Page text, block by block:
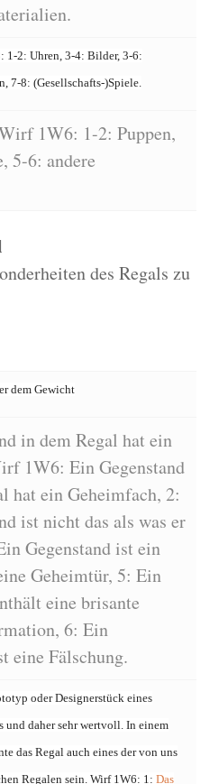
1-2: Uhren, 3-4: Bilder, 3-6:
7-8: (Gesellschafts-)Spiele.
1W6: 1-2: Puppen,
5-6: andere
des Regals zu
dem Gewicht
in dem Regal hat ein
1W6: Ein Gegenstand
hat ein Geheimfach, 2:
ist nicht das als was er
Gegenstand ist ein
Geheimtür, 5: Ein
eine brisante
6: Ein
eine Fälschung.
oder Designerstück eines
und daher sehr wertvoll. In einem
das Regal auch eines der von uns
Regalen sein. Wirf 1W6: 1: Das